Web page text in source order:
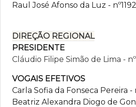
Raul José Afonso da Luz -
DIREÇÃO REGIONAL
PRESIDENTE
Cláudio Filipe Simão de Lima -
VOGAIS EFETIVOS
Carla Sofia da Fonseca Pereira -
Beatriz Alexandra Diogo de